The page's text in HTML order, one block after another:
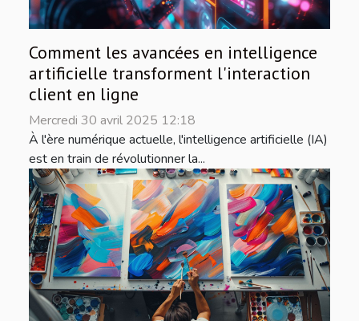
Comment les avancées en intelligence
artificielle transforment l'interaction
client en ligne
Mercredi 30 avril 2025 12:18
À l'ère numérique actuelle, l'intelligence artificielle (IA)
est en train de révolutionner la...